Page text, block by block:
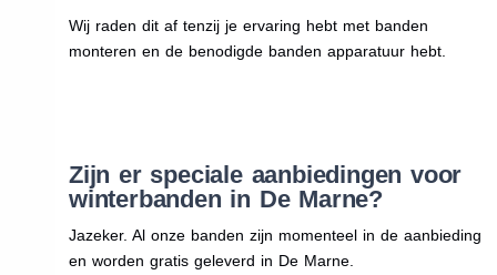
Wij raden dit af tenzij je ervaring hebt met banden
monteren en de benodigde banden apparatuur hebt.
Zijn er speciale aanbiedingen voor
winterbanden in De Marne?
Jazeker. Al onze banden zijn momenteel in de aanbieding
en worden gratis geleverd in De Marne.